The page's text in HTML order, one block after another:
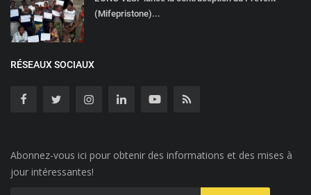
(Mifepristone)...
RÉSEAUX SOCIAUX
Abonnez-vous ici pour obtenir des informations et des mises à
jour intéressantes!